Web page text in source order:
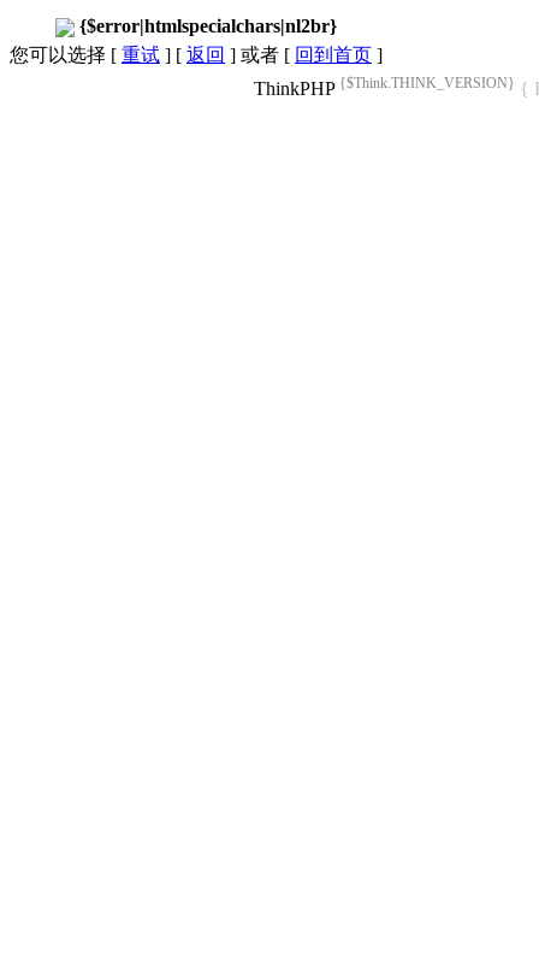
{$error|htmlspecialchars|nl2br}
您可以选择 [ 重试 ] [ 返回 ] 或者 [ 回到首页 ]
ThinkPHP {$Think.THINK_VERSION} {